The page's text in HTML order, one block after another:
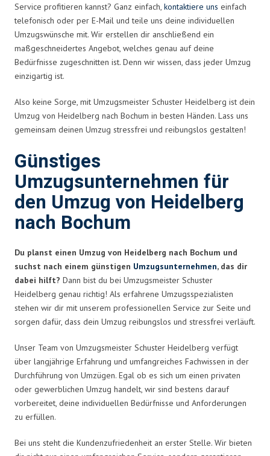
Service profitieren kannst? Ganz einfach, kontaktiere uns einfach
telefonisch oder per E-Mail und teile uns deine individuellen
Umzugswünsche mit. Wir erstellen dir anschließend ein
maßgeschneidertes Angebot, welches genau auf deine
Bedürfnisse zugeschnitten ist. Denn wir wissen, dass jeder Umzug
einzigartig ist.
Also keine Sorge, mit Umzugsmeister Schuster Heidelberg ist dein
Umzug von Heidelberg nach Bochum in besten Händen. Lass uns
gemeinsam deinen Umzug stressfrei und reibungslos gestalten!
Günstiges
Umzugsunternehmen für
den Umzug von Heidelberg
nach Bochum
Du planst einen Umzug von Heidelberg nach Bochum und
suchst nach einem günstigen Umzugsunternehmen, das dir
dabei hilft? Dann bist du bei Umzugsmeister Schuster
Heidelberg genau richtig! Als erfahrene Umzugsspezialisten
stehen wir dir mit unserem professionellen Service zur Seite und
sorgen dafür, dass dein Umzug reibungslos und stressfrei verläuft.
Unser Team von Umzugsmeister Schuster Heidelberg verfügt
über langjährige Erfahrung und umfangreiches Fachwissen in der
Durchführung von Umzügen. Egal ob es sich um einen privaten
oder gewerblichen Umzug handelt, wir sind bestens darauf
vorbereitet, deine individuellen Bedürfnisse und Anforderungen
zu erfüllen.
Bei uns steht die Kundenzufriedenheit an erster Stelle. Wir bieten